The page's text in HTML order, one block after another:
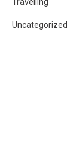
Uncategorized